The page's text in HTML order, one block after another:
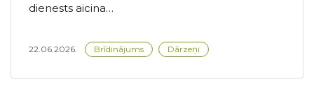
dienests aicina…
22.06.2026. Brīdinājums Dārzeņi